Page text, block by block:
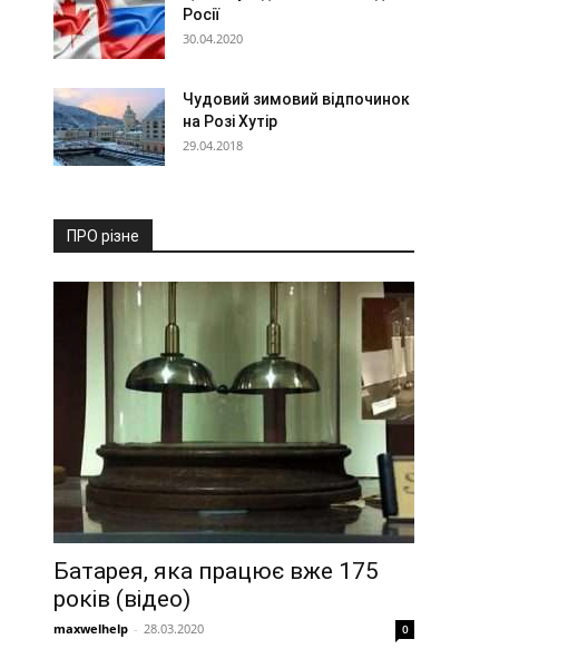
Росії
30.04.2020
Чудовий зимовий відпочинок
на Розі Хутір
29.04.2018
ПРО різне
Батарея, яка працює вже 175
років (відео)
maxwelhelp - 28.03.2020 0